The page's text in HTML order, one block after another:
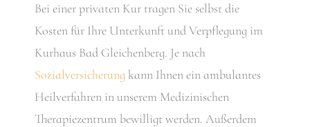
Bei einer privaten Kur tragen Sie selbst die
Kosten für Ihre Unterkunft und Verpflegung im
Kurhaus Bad Gleichenberg. Je nach
Sozialversicherung kann Ihnen ein ambulantes
Heilverfahren in unserem Medizinischen
Therapiezentrum bewilligt werden. Außerdem